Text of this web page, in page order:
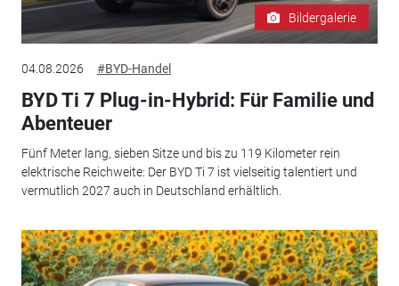
Bildergalerie
04.08.2026 #BYD-Handel
BYD Ti 7 Plug-in-Hybrid: Für Familie und
Abenteuer
Fünf Meter lang, sieben Sitze und bis zu 119 Kilometer rein
elektrische Reichweite: Der BYD Ti 7 ist vielseitig talentiert und
vermutlich 2027 auch in Deutschland erhältlich.